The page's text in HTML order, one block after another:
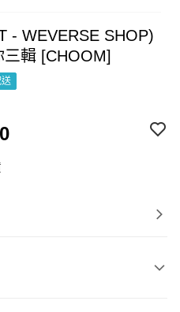
- WEVERSE SHOP)
輯 [CHOOM]
送